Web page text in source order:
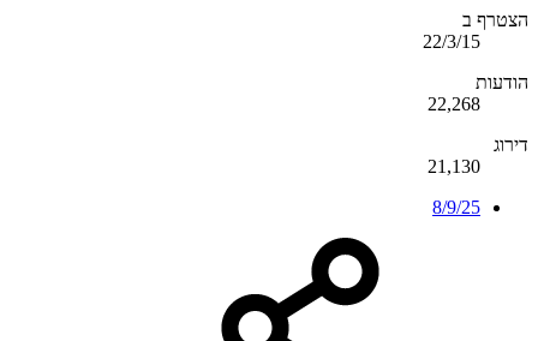
הצטרף ב
22/3/15
הודעות
22,268
דירוג
21,130
8/9/25